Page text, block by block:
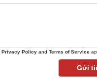
Privacy Policy and Terms of Service
Gửi